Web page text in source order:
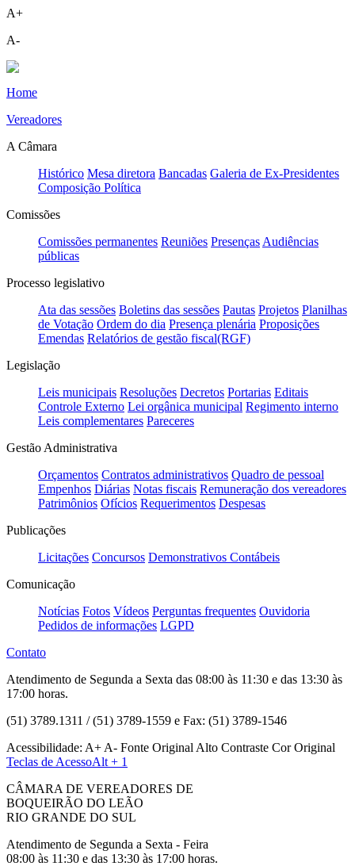
A+
A-
Home
Vereadores
A Câmara
Histórico Mesa diretora Bancadas Galeria de Ex-Presidentes
Composição Política
Comissões
Comissões permanentes Reuniões Presenças Audiências
públicas
Processo legislativo
Ata das sessões Boletins das sessões Pautas Projetos Planilhas
de Votação Ordem do dia Presença plenária Proposições
Emendas Relatórios de gestão fiscal(RGF)
Legislação
Leis municipais Resoluções Decretos Portarias Editais
Controle Externo Lei orgânica municipal Regimento interno
Leis complementares Pareceres
Gestão Administrativa
Orçamentos Contratos administrativos Quadro de pessoal
Empenhos Diárias Notas fiscais Remuneração dos vereadores
Patrimônios Ofícios Requerimentos Despesas
Publicações
Licitações Concursos Demonstrativos Contábeis
Comunicação
Notícias Fotos Vídeos Perguntas frequentes Ouvidoria
Pedidos de informações LGPD
Contato
Atendimento de Segunda a Sexta das 08:00 às 11:30 e das 13:30 às
17:00 horas.
(51) 3789.1311 / (51) 3789-1559 e Fax: (51) 3789-1546
Acessibilidade: A+ A- Fonte Original Alto Contraste Cor Original
Teclas de AcessoAlt + 1
CÂMARA DE VEREADORES DE
BOQUEIRÃO DO LEÃO
RIO GRANDE DO SUL
Atendimento de Segunda a Sexta - Feira
08:00 às 11:30 e das 13:30 às 17:00 horas.